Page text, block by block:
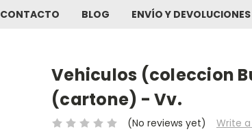
CONTACTO BLOG ENVÍO Y DEVOLUCIONES
Vehiculos (coleccion
(cartone) - Vv.
(No reviews yet)
Write